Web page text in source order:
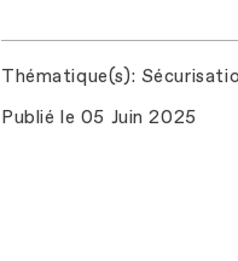
Thématique(s)
Publié le 05 Juin 2025